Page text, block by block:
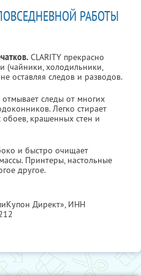
РАБОТЫ
CLARITY прекрасно
(чайники, холодильники,
оставляя следов и разводов.
отмывает следы от многих
Легко стирает
крашенных стен и
и быстро очищает
Принтеры, настольные
другое.
Директ», ИНН